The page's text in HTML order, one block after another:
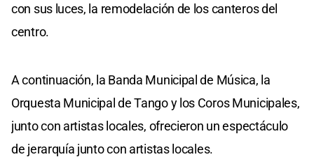
con sus luces, la remodelación de los canteros del
centro.
A continuación, la Banda Municipal de Música, la
Orquesta Municipal de Tango y los Coros Municipales,
junto con artistas locales, ofrecieron un espectáculo
de jerarquía junto con artistas locales.